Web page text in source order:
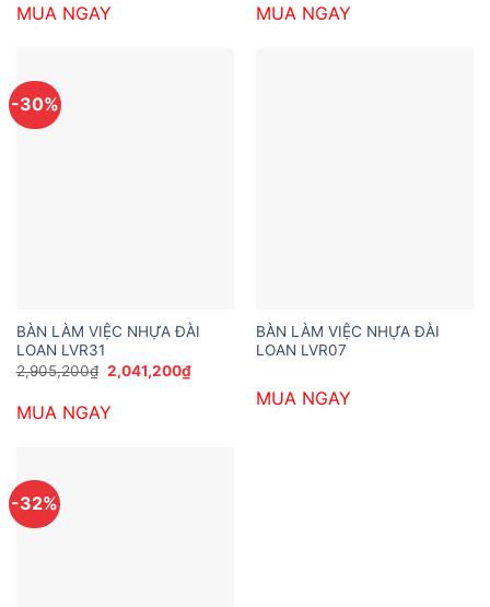
2,149,200₫.
MUA NGAY
2,149,200₫.
MUA NGAY
-30%
BÀN LÀM VIỆC NHỰA ĐÀI
LOAN LVR31
2,905,200₫ Giá
gốc
2,905,200₫.
2,041,200₫Giá
hiện
MUA NGAY
BÀN LÀM VIỆC NHỰA ĐÀI
LOAN LVR07
MUA NGAY
-32%